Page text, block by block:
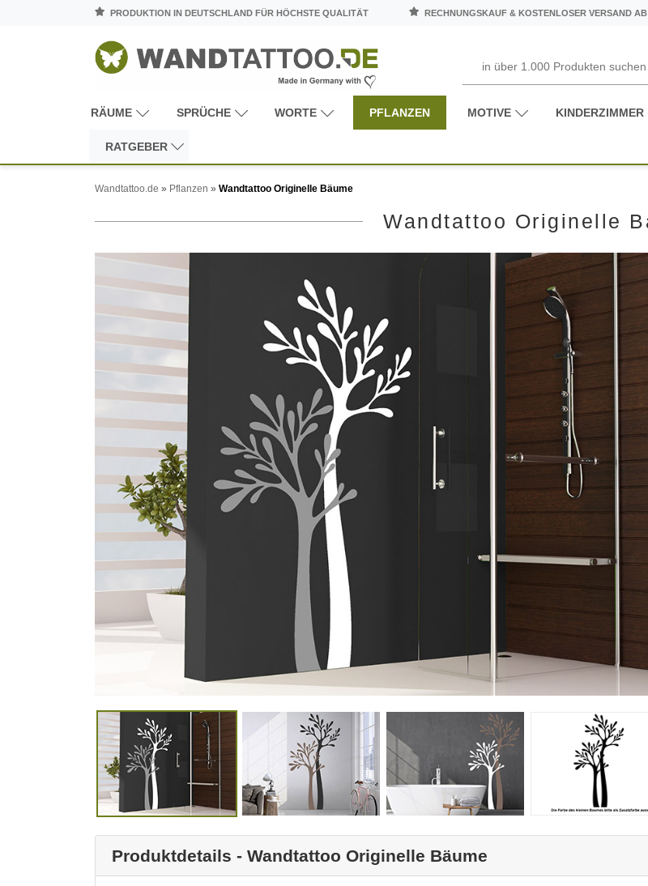
PRODUKTION IN DEUTSCHLAND FÜR HÖCHSTE QUALITÄT RECHNUNGSKAUF & KOSTENLOSER VERSAND
RÄUME SPRÜCHE WORTE PFLANZEN MOTIVE KINDERZIMMER
RATGEBER
Wandtattoo.de » Pflanzen » Wandtattoo Originelle Bäume
Wandtattoo Originelle
Produktdetails - Wandtattoo Originelle Bäume